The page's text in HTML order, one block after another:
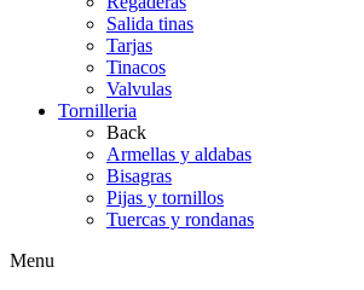
Salida tinas
Tarjas
Tinacos
Valvulas
Tornilleria
Back
Armellas y aldabas
Bisagras
Pijas y tornillos
Tuercas y rondanas
Menu